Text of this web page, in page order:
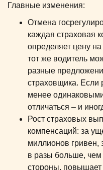
Главные изменения:
Отмена
каждая страховая
определяет цену
тот же водитель
разные
страховщика.
менее
отличаться – и
Рост страховых
компенсаций: за
миллионов гривен,
в разы больше,
стороны, повышает